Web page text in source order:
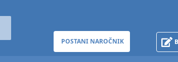
POSTANI NAROČNIK